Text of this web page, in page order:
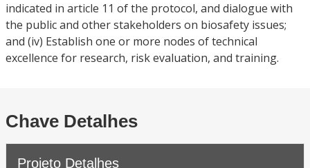
indicated in article 11 of the protocol, and dialogue with
the public and other stakeholders on biosafety issues;
and (iv) Establish one or more nodes of technical
excellence for research, risk evaluation, and training.
Chave Detalhes
Projeto Detalhes